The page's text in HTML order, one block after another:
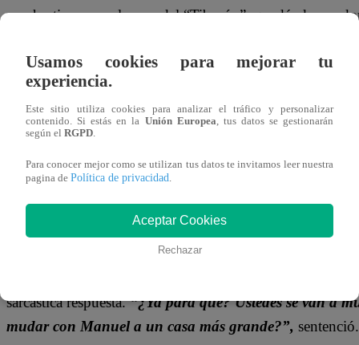
mucho tiempo en la casa del “Tiburón”, quedándose a
TE PUEDE INTERESAR | Pituca sin Lucas
Gracia
Esta vez acudió a la casa de Techi para comentar sobre
vecindario se enteró que los hijos de Manuel Gallardo
consejo que le dio Conchita.
Además, advirtió que un escenario como este podría
sarcástica respuesta.“¿Ya para qué? Ustedes se van a
mudar con Manuel a un casa más grande?”, sentenció.
Usamos cookies para mejorar tu
experiencia.
Este sitio utiliza cookies para analizar el tráfico y personalizar
contenido. Si estás en la Unión Europea, tus datos se gestionarán
según el RGPD.
Para conocer mejor como se utilizan tus datos te invitamos leer nuestra
pagina de Política de privacidad.
Aceptar Cookies
Rechazar